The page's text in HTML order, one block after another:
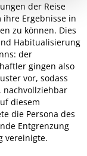
der Reise
Ergebnisse in
zu können. Dies
Habitualisierung
der
gingen also
vor, sodass
diesem
die Persona des
Entgrenzung
vereinigte.